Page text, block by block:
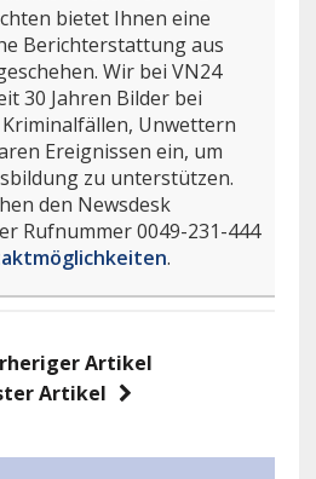
bietet Ihnen eine
Berichterstattung aus
Wir bei VN24
30 Jahren Bilder bei
Unwettern
Ereignissen ein, um
zu unterstützen.
den Newsdesk
Rufnummer 0049-231-444
.
Artikel
Artikel